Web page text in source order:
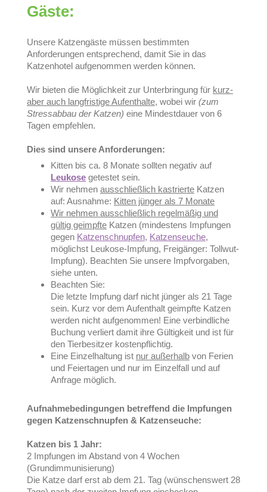
Gäste:
Unsere Katzengäste müssen bestimmten
Anforderungen entsprechend, damit Sie in das
Katzenhotel aufgenommen werden können.
Wir bieten die Möglichkeit zur Unterbringung für kurz-
aber auch langfristige Aufenthalte, wobei wir (zum
Stressabbau der Katzen) eine Mindestdauer von 6
Tagen empfehlen.
Dies sind unsere Anforderungen:
Kitten bis ca. 8 Monate sollten negativ auf
Leukose getestet sein.
Wir nehmen ausschließlich kastrierte Katzen
auf: Ausnahme: Kitten jünger als 7 Monate
Wir nehmen ausschließlich regelmäßig und
gültig geimpfte Katzen (mindestens Impfungen
gegen Katzenschnupfen, Katzenseuche,
möglichst Leukose-Impfung, Freigänger: Tollwut-
Impfung). Beachten Sie unsere Impfvorgaben,
siehe unten.
Beachten Sie:
Die letzte Impfung darf nicht jünger als 21 Tage
sein. Kurz vor dem Aufenthalt geimpfte Katzen
werden nicht aufgenommen! Eine verbindliche
Buchung verliert damit ihre Gültigkeit und ist für
den Tierbesitzer kostenpflichtig.
Eine Einzelhaltung ist nur außerhalb von Ferien
und Feiertagen und nur im Einzelfall und auf
Anfrage möglich.
Aufnahmebedingungen betreffend die Impfungen
gegen Katzenschnupfen & Katzenseuche:
Katzen bis 1 Jahr:
2 Impfungen im Abstand von 4 Wochen
(Grundimmunisierung)
Die Katze darf erst ab dem 21. Tag (wünschenswert 28